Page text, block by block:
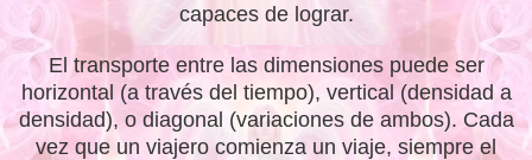
capaces de lograr.
El transporte entre las dimensiones puede ser
horizontal (a través del tiempo), vertical (densidad a
densidad), o diagonal (variaciones de ambos). Cada
vez que un viajero comienza un viaje, siempre el